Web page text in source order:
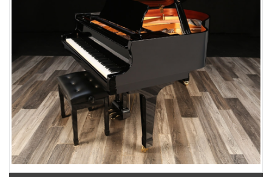
Việt Thương Music - 49E Phan Đăng Lưu
49E Phan Đăng Lưu, Phường Bình Thạnh, TPHCM, Quận Bình Thạnh, Hồ
Việt Thương Music - Phường Gò Vấp
11 Đường số 3, Khu dân cư Cityland Park Hill, Phường Gò Vấp, TPHCM,
Quận Gò Vấp, Hồ Chí Minh
Việt Thương Music - 12 Quốc Hương
Tầng G, Tòa nhà Thảo Điền Pearl, 12 Quốc Hương, Phường An Khánh,
TPHCM, Quận 2, Hồ Chí Minh
Việt Thương Music - 442 Lũy Bán Bích
442 Lũy Bán Bích, Phường Tân Phú, TPHCM, Quận Tân Phú, Hồ Chí Minh
Việt Thương Music - Thanh Khê
344 Nguyễn Văn Linh, Phường Thanh Khê, Đà Nẵng, Thanh Khê, Đà Nẵng
Việt Thương Music - 357 Cộng Hòa